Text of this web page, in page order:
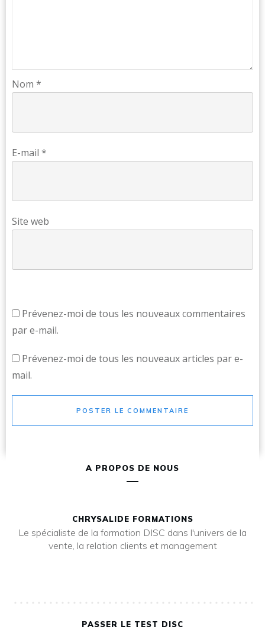
Nom *
E-mail *
Site web
Prévenez-moi de tous les nouveaux commentaires
par e-mail.
Prévenez-moi de tous les nouveaux articles par e-
mail.
POSTER LE COMMENTAIRE
A PROPOS DE NOUS
CHRYSALIDE FORMATIONS
Le spécialiste de la formation DISC dans l'univers de la
vente, la relation clients et management
PASSER LE TEST DISC